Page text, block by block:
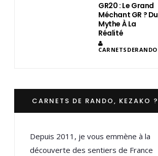
GR20 : Le Grand
Méchant GR ? Du
Mythe À La
Réalité
CARNETSDERANDO
CARNETS DE RANDO, KEZAKO ?
Depuis 2011, je vous emmène à la
découverte des sentiers de France